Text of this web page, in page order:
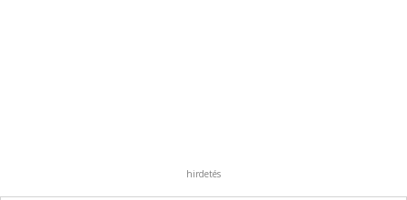
hirdetés